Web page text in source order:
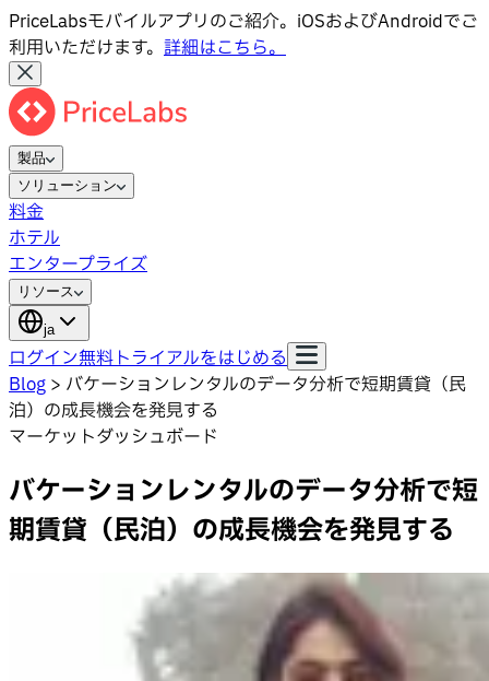
PriceLabsモバイルアプリのご紹介。iOSおよびAndroidでご
利用いただけます。 詳細はこちら。
製品
ソリューション
料金
ホテル
エンタープライズ
リソース
ja
ログイン無料トライアルをはじめる
Blog > バケーションレンタルのデータ分析で短期賃貸（民
泊）の成長機会を発見する
マーケットダッシュボード
バケーションレンタルのデータ分析で短
期賃貸（民泊）の成長機会を発見する